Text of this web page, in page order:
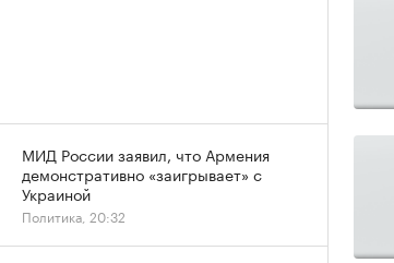
МИД России заявил, что Армения
демонстративно «заигрывает» с
Украиной
Политика, 20:32